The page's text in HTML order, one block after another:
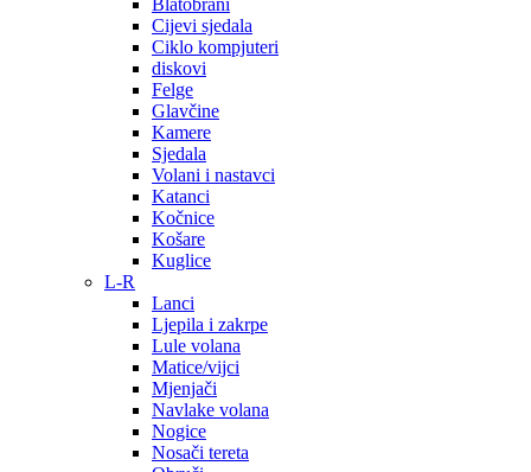
Blatobrani
Cijevi sjedala
Ciklo kompjuteri
diskovi
Felge
Glavčine
Kamere
Sjedala
Volani i nastavci
Katanci
Kočnice
Košare
Kuglice
L-R
Lanci
Ljepila i zakrpe
Lule volana
Matice/vijci
Mjenjači
Navlake volana
Nogice
Nosači tereta